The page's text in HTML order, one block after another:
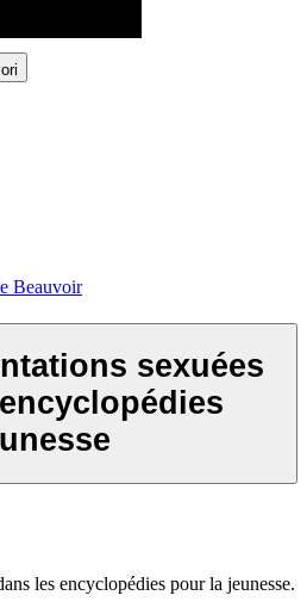
Beauvoir
sexuées
les encyclopédies pour la jeunesse.